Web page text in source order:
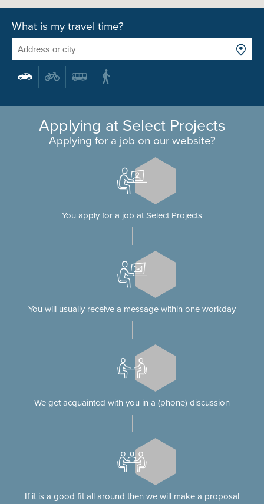
What is my travel time?
Applying at Select Projects
Applying for a job on our website?
You apply for a job at Select Projects
You will usually receive a message within one workday
We get acquainted with you in a (phone) discussion
If it is a good fit all around then we will make a proposal